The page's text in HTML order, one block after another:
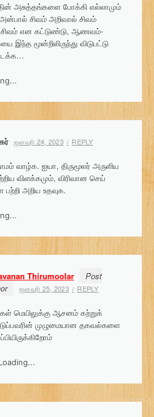
அசுத்தங்களை போக்கி எல்லாமும்
சிவம் அறிவால் சிவம்
சிவம் என கட்டுண்டு, ஆணவம்-
இந்த மூன்றிலிருந்து விடுபட்டு
ஜனவரி 24, 2023 REPLY
வாழ்க. ஐயா, திருமூலர் அருளிய
விளக்கமும், விரிவான செய்
அறிய உதவுக.
Thirumoolar
Post
ஜனவரி 25, 2023 REPLY
மெயிலுக்கு ஆசனம் கற்றுக்
முழுமையான தகவல்களை